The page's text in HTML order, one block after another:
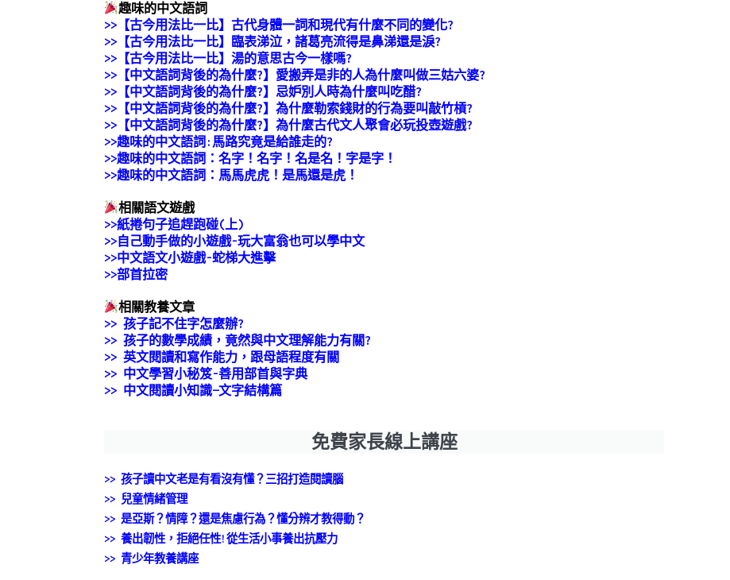
趣味的中文語詞
>>【古今用法比一比】古代身體一詞和現代有什麼不同的變化?
>>【古今用法比一比】臨表涕泣，諸葛亮流得是鼻涕還是淚?
>>【古今用法比一比】湯的意思古今一樣嗎?
>>【中文語詞背後的為什麼?】愛搬弄是非的人為什麼叫做三姑六婆?
>>【中文語詞背後的為什麼?】忌妒別人時為什麼叫吃醋?
>>【中文語詞背後的為什麼?】為什麼勒索錢財的行為要叫敲竹槓?
>>【中文語詞背後的為什麼?】為什麼古代文人聚會必玩投壺遊戲?
>>趣味的中文語詞:馬路究竟是給誰走的?
>>趣味的中文語詞：名字！名字！名是名！字是字！
>>趣味的中文語詞：馬馬虎虎！是馬還是虎！
相關語文遊戲
>>紙捲句子追趕跑碰(上)
>>自己動手做的小遊戲-玩大富翁也可以學中文
>>中文語文小遊戲-蛇梯大進擊
>>部首拉密
相關教養文章
>> 孩子記不住字怎麼辦?
>> 孩子的數學成績，竟然與中文理解能力有關?
>> 英文閱讀和寫作能力，跟母語程度有關
>> 中文學習小秘笈-善用部首與字典
>> 中文閱讀小知識—文字結構篇
免費家長線上講座
>> 孩子讀中文老是有看沒有懂？三招打造閱讀腦
>> 兒童情緒管理
>> 是亞斯？情障？還是焦慮行為？懂分辨才教得動？
>> 養出韌性，拒絕任性!從生活小事養出抗壓力
>> 青少年教養講座